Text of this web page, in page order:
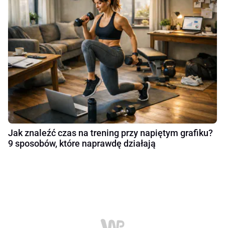
Jak znaleźć czas na trening przy napiętym grafiku?
9 sposobów, które naprawdę działają